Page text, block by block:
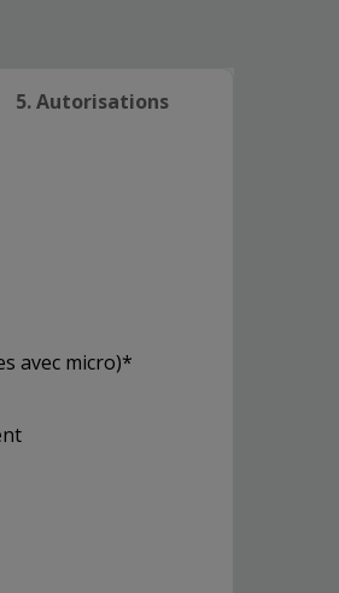
5. Autorisations
avec micro)*